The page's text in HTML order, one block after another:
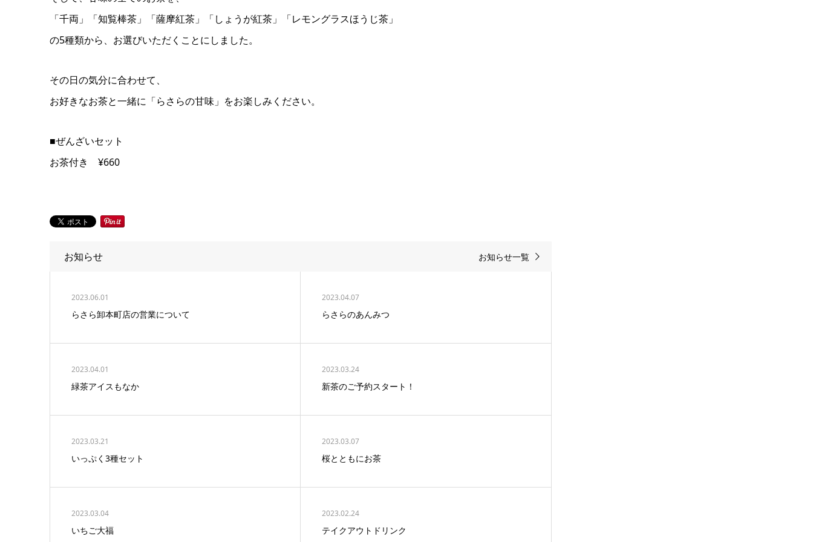
「千両」「知覧棒茶」「薩摩紅茶」「しょうが紅茶」「レモングラスほうじ茶」
の5種類から、お選びいただくことにしました。
その日の気分に合わせて、
お好きなお茶と一緒に「らさらの甘味」をお楽しみください。
■ぜんざいセット
お茶付き ¥660
お知らせ お知らせ一覧
2023.06.01
らさら卸本町店の営業について
2023.04.07
らさらのあんみつ
2023.04.01
緑茶アイスもなか
2023.03.24
新茶のご予約スタート！
2023.03.21
いっぷく3種セット
2023.03.07
桜とともにお茶
2023.03.04
いちご大福
2023.02.24
テイクアウトドリンク